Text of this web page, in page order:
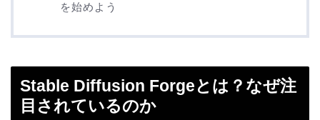
を始めよう
Stable Diffusion Forgeとは？なぜ注
目されているのか